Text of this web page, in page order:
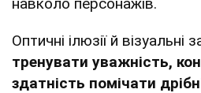
Оптичні ілюзії й візуальні
тренувати уважність,
здатність помічати